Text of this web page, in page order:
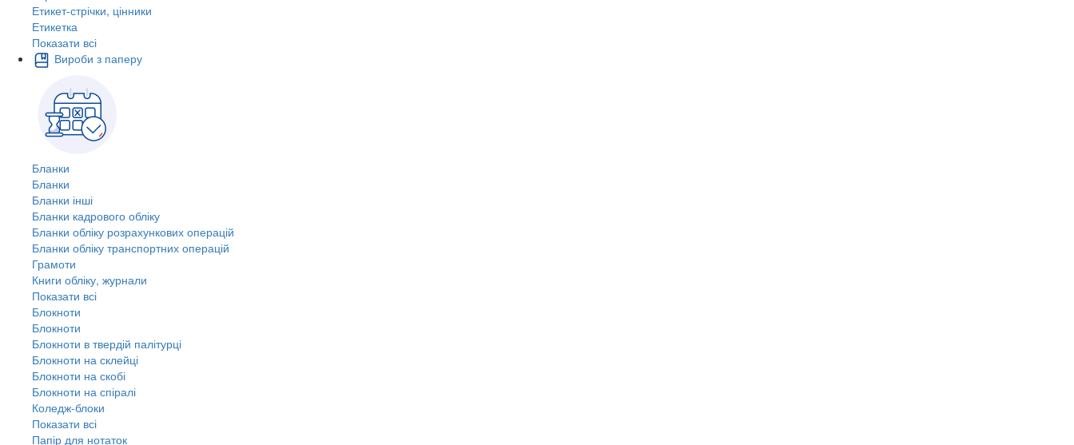
Етикет-стрічки, цінники
Етикетка
Показати всі
Вироби з паперу
Бланки
Бланки
Бланки інші
Бланки кадрового обліку
Бланки обліку розрахункових операцій
Бланки обліку транспортних операцій
Грамоти
Книги обліку, журнали
Показати всі
Блокноти
Блокноти
Блокноти в твердій палітурці
Блокноти на склейці
Блокноти на скобі
Блокноти на спіралі
Коледж-блоки
Показати всі
Папір для нотаток